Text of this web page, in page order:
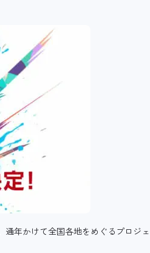
通年かけて全国各地をめぐる プロジェ